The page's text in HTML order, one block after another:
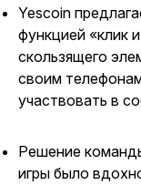
Yescoin
функцией «клик
скользящего
своим
участвовать в
Решение
игры было